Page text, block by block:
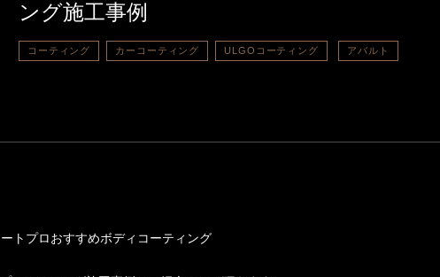
ング施工事例
コーティング カーコーティング ULGOコーティング アバルト
トプロおすすめボディコーティング